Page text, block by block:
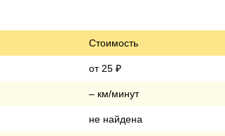
Стоимость
от 25 ₽
– км/минут
не найдена